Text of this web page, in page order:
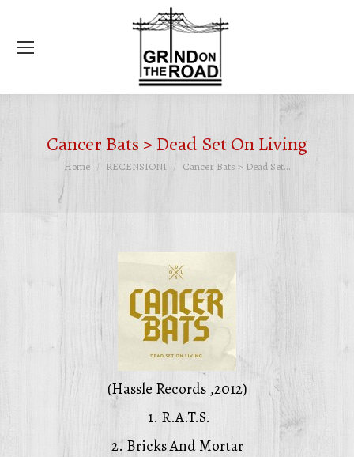
Cancer Bats > Dead Set On Living
Tu sei qui:
Home RECENSIONI Cancer Bats > Dead Set…
(Hassle Records ,2012)
1. R.A.T.S.
2. Bricks And Mortar